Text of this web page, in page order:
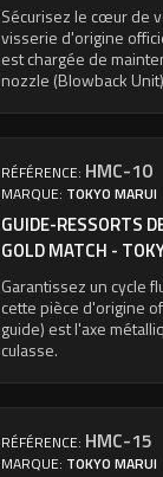
Sécurisez le cœur de
visserie d'origine
est chargée de
nozzle (Blowback
RÉFÉRENCE: HMC-10
MARQUE: TOKYO MARUI
GUIDE-RESSORTS
GOLD MATCH -
Garantissez un cycle
cette pièce d'origine
guide) est l'axe
culasse.
RÉFÉRENCE: HMC-15
MARQUE: TOKYO MARUI